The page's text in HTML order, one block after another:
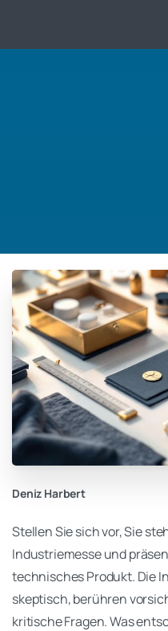
Deniz Harbert
Stellen Sie sich vor, Sie
Industriemesse und
technisches Produkt. Die
skeptisch, berühren
kritische Fragen. Was